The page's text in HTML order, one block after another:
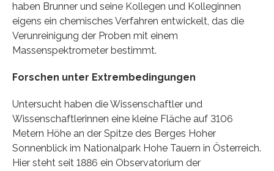
haben Brunner und seine Kollegen und Kolleginnen
eigens ein chemisches Verfahren entwickelt, das die
Verunreinigung der Proben mit einem
Massenspektrometer bestimmt.
Forschen unter Extrembedingungen
Untersucht haben die Wissenschaftler und
Wissenschaftlerinnen eine kleine Fläche auf 3106
Metern Höhe an der Spitze des Berges Hoher
Sonnenblick im Nationalpark Hohe Tauern in Österreich.
Hier steht seit 1886 ein Observatorium der